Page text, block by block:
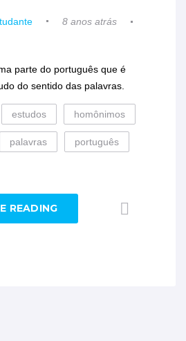
8 anos atrás
parte do português que é
do sentido das palavras.
estudos homônimos
palavras português
READING